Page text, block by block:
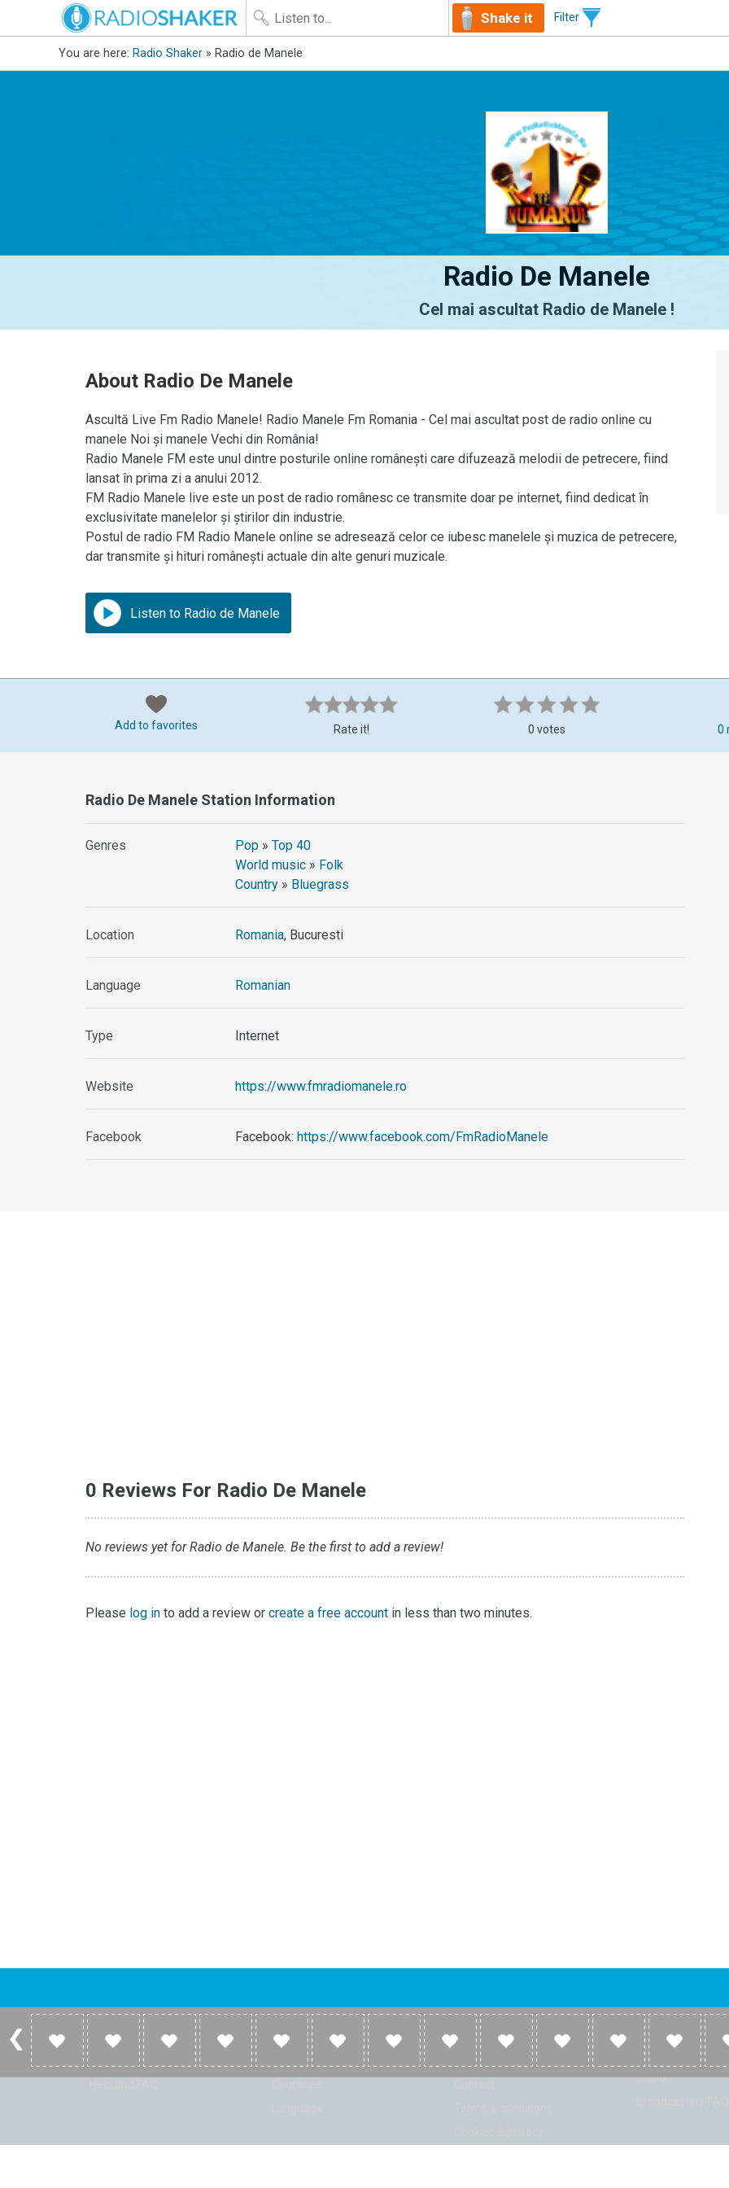
Shake it Filter
You are here: Radio Shaker » Radio de Manele
Radio De Manele
Cel mai ascultat Radio de Manele !
About Radio De Manele
Ascultă Live Fm Radio Manele! Radio Manele Fm Romania - Cel mai ascultat post de radio online cu
manele Noi și manele Vechi din România!
Radio Manele FM este unul dintre posturile online românești care difuzează melodii de petrecere, fiind
lansat în prima zi a anului 2012.
FM Radio Manele live este un post de radio românesc ce transmite doar pe internet, fiind dedicat în
exclusivitate manelelor și știrilor din industrie.
Postul de radio FM Radio Manele online se adresează celor ce iubesc manelele și muzica de petrecere,
dar transmite și hituri românești actuale din alte genuri muzicale.
Listen to Radio de Manele
Add to favorites Rate it! 0 votes 0
Radio De Manele Station Information
Genres Pop »Top 40
World music » Folk
Country » Bluegrass
Location Romania, Bucuresti
Language Romanian
Type Internet
Website https://www.fmradiomanele.ro
Facebook Facebook: https://www.facebook.com/FmRadioManele
0 Reviews For Radio De Manele
No reviews yet for Radio de Manele. Be the first to add a review!
Please log in to add a review orcreate a free account in less than two minutes.
Account
Log in
Listen
Home
Genres
Company
About
Link to us
Broadcasters
Broadcasters
Broadcasters add
station